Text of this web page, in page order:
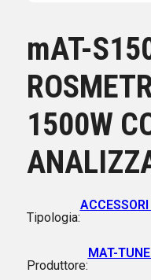
mAT-
1500W
Tipologia:
Produttore:
MAT-